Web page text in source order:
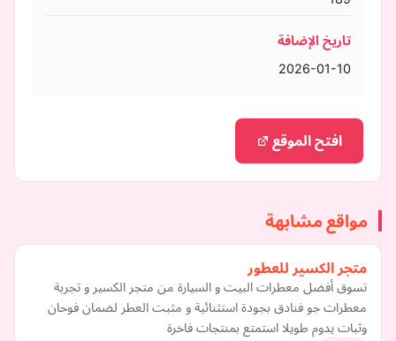
تاريخ الإضافة
2026-01-10
افتح الموقع
مواقع مشابهة
متجر الكسير للعطور
تسوق أفضل معطرات البيت و السيارة من متجر الكسير و تجربة
معطرات جو فنادق بجودة استثنائية و مثبت العطر لضمان فوحان
وثبات يدوم طويلا استمتع بمنتجات فاخرة